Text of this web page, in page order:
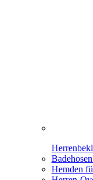
Hemden